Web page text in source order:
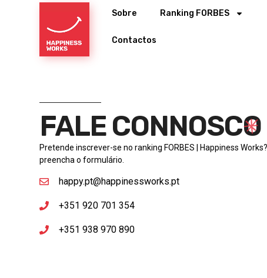
Sobre Ranking FORBES
Contactos
FALE CONNOSCO
Pretende inscrever-se no ranking FORBES | Happiness
preencha o formulário.
happy.pt@happinessworks.pt
+351 920 701 354
+351 938 970 890